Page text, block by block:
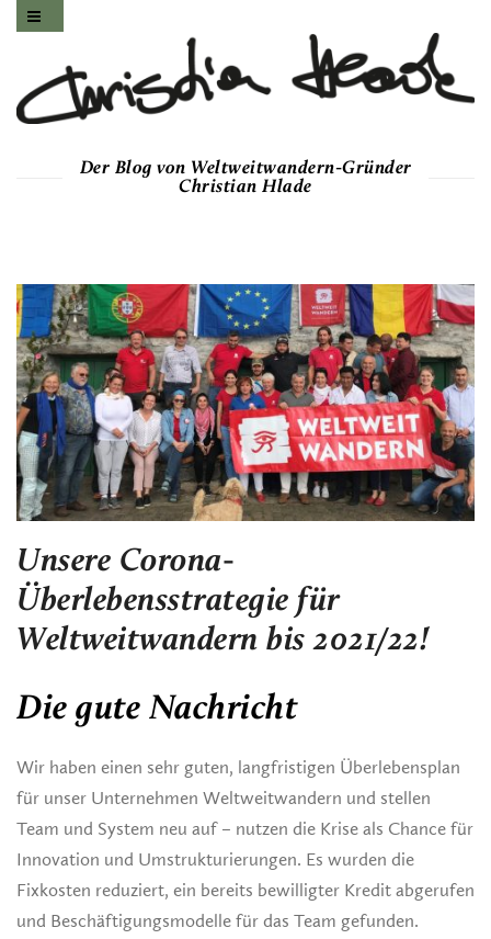
Der Blog von Weltweitwandern-Gründer
Christian Hlade
Unsere Corona-
Überlebensstrategie für
Weltweitwandern bis 2021/22!
Die gute Nachricht
Wir haben einen sehr guten, langfristigen Überlebensplan
für unser Unternehmen Weltweitwandern und stellen
Team und System neu auf – nutzen die Krise als Chance für
Innovation und Umstrukturierungen. Es wurden die
Fixkosten reduziert, ein bereits bewilligter Kredit abgerufen
und Beschäftigungsmodelle für das Team gefunden.